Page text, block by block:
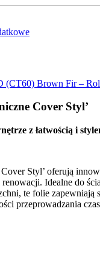
Cover Styl’
z łatwością i
Styl’ oferują
Idealne do
te folie zapewniają
przeprowadzania